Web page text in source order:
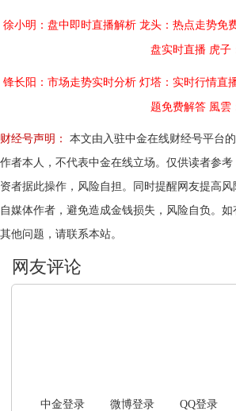
徐小明：盘中即时直播解析 龙头：热点走势免
盘实时直播 虎子
锋长阳：市场走势实时分析 灯塔：实时行情直
题免费解答 風雲
财经号声明：
本文由入驻中金在线财经号平台
作者本人，不代表中金在线立场。仅供读者参
资者据此操作，风险自担。同时提醒网友提高
自媒体作者，避免造成金钱损失，风险自负。
其他问题，请联系本站。
中金登录 微博登录 QQ登录